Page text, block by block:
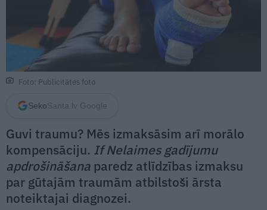
Foto: Publicitātes foto
Seko Santa.lv Google
Guvi traumu? Mēs izmaksāsim arī morālo
kompensāciju. If Nelaimes gadījumu
apdrošināšana paredz atlīdzības izmaksu
par gūtajām traumām atbilstoši ārsta
noteiktajai diagnozei.